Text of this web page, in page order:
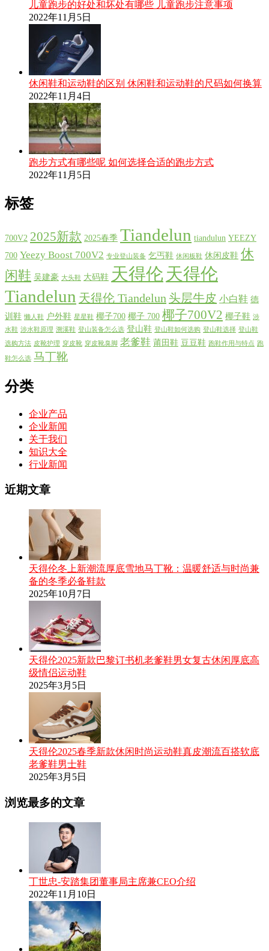
儿童跑步的好处和坏处有哪些 儿童跑步注意事项
2022年11月5日
休闲鞋和运动鞋的区别 休闲鞋和运动鞋的尺码如何换算
2022年11月4日
跑步方式有哪些呢 如何选择合适的跑步方式
2022年11月5日
标签
700V2 2025新款 2025春季 Tiandelun tiandulun YEEZY
700 Yeezy Boost 700V2 专业登山装备 乞丐鞋 休闲板鞋 休闲皮鞋 休
闲鞋 吴建豪 大头鞋 大码鞋 天得伦天得伦
Tiandelun 天得伦 Tiandelun 头层牛皮 小白鞋 德
训鞋 懒人鞋 户外鞋 星星鞋 椰子700 椰子 700 椰子700V2 椰子鞋 涉
水鞋 涉水鞋原理 溯溪鞋 登山装备怎么选 登山鞋 登山鞋如何选购 登山鞋选择 登山鞋
选购方法 皮靴护理 穿皮靴 穿皮靴臭脚 老爹鞋 莆田鞋 豆豆鞋 跑鞋作用与特点 跑
鞋怎么选 马丁靴
分类
企业产品
企业新闻
关于我们
知识大全
行业新闻
近期文章
天得伦冬上新潮流厚底雪地马丁靴：温暖舒适与时尚兼
备的冬季必备鞋款
2025年10月7日
天得伦2025新款巴黎订书机老爹鞋男女复古休闲厚底高
级情侣运动鞋
2025年3月5日
天得伦2025春季新款休闲时尚运动鞋真皮潮流百搭软底
老爹鞋男士鞋
2025年3月5日
浏览最多的文章
丁世忠-安踏集团董事局主席兼CEO介绍
2022年11月10日